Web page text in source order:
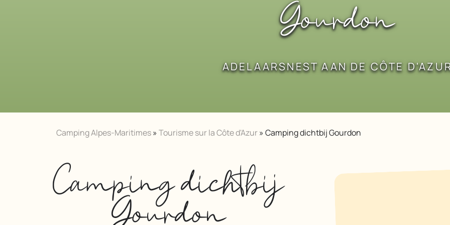
Gourdon
ADELAARSNEST AAN DE CÔTE
Camping Alpes-Maritimes»Tourisme sur la Côte d'Azur»Camping dichtbij Gourdon
Camping dichtbij
Gourdon